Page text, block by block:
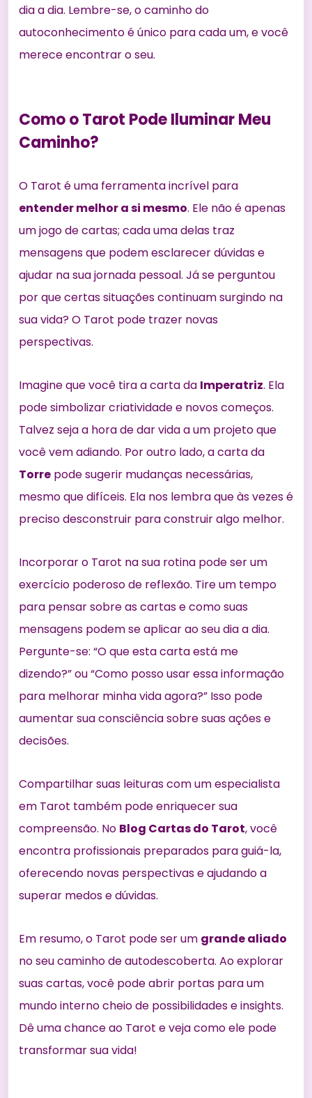
dia a dia. Lembre-se, o caminho do
autoconhecimento é único para cada um, e você
merece encontrar o seu.
Como o Tarot Pode Iluminar Meu
Caminho?
O Tarot é uma ferramenta incrível para
entender melhor a si mesmo. Ele não é apenas
um jogo de cartas; cada uma delas traz
mensagens que podem esclarecer dúvidas e
ajudar na sua jornada pessoal. Já se perguntou
por que certas situações continuam surgindo na
sua vida? O Tarot pode trazer novas
perspectivas.
Imagine que você tira a carta da Imperatriz. Ela
pode simbolizar criatividade e novos começos.
Talvez seja a hora de dar vida a um projeto que
você vem adiando. Por outro lado, a carta da
Torre pode sugerir mudanças necessárias,
mesmo que difíceis. Ela nos lembra que às vezes é
preciso desconstruir para construir algo melhor.
Incorporar o Tarot na sua rotina pode ser um
exercício poderoso de reflexão. Tire um tempo
para pensar sobre as cartas e como suas
mensagens podem se aplicar ao seu dia a dia.
Pergunte-se: “O que esta carta está me
dizendo?” ou “Como posso usar essa informação
para melhorar minha vida agora?” Isso pode
aumentar sua consciência sobre suas ações e
decisões.
Compartilhar suas leituras com um especialista
em Tarot também pode enriquecer sua
compreensão. No Blog Cartas do Tarot, você
encontra profissionais preparados para guiá-la,
oferecendo novas perspectivas e ajudando a
superar medos e dúvidas.
Em resumo, o Tarot pode ser um grande aliado
no seu caminho de autodescoberta. Ao explorar
suas cartas, você pode abrir portas para um
mundo interno cheio de possibilidades e insights.
Dê uma chance ao Tarot e veja como ele pode
transformar sua vida!